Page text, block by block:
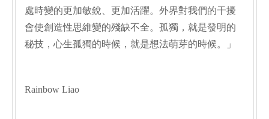
處時變的更加敏銳、更加活躍。外界對我們的干擾
會使創造性思維變的殘缺不全。孤獨，就是發明的
秘技，心生孤獨的時候，就是想法萌芽的時候。」
Rainbow Liao